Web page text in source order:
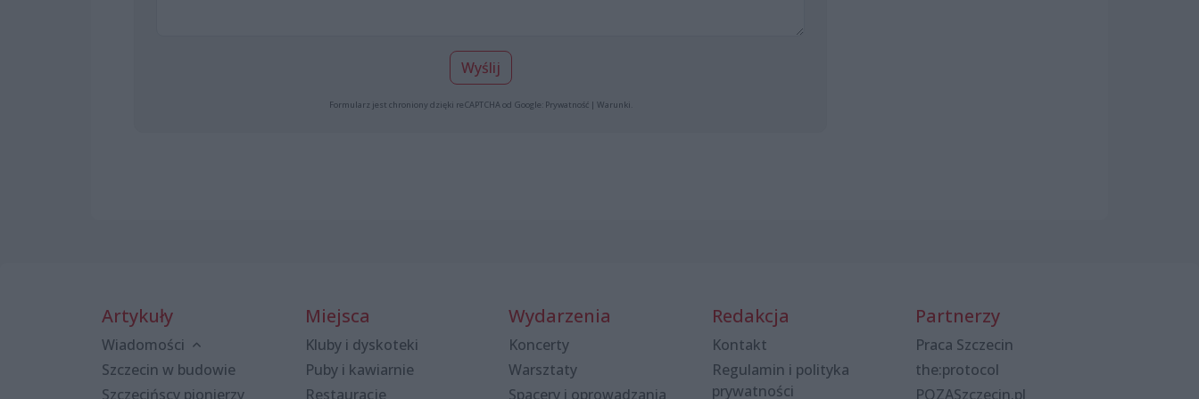
Wyślij
Formularz jest chroniony dzięki reCAPTCHA od Google: Prywatność| Warunki
Artykuły
Wiadomości
Szczecin w budowie
Szczecińscy pionierzy
Miejsca
Kluby i dyskoteki
Puby i kawiarnie
Restauracje
Wydarzenia
Koncerty
Warsztaty
Spacery i oprowadzania
Redakcja
Kontakt
Regulamin i polityka
prywatności
Partnerzy
Praca Szczecin
the:protocol
POZASzczecin.pl